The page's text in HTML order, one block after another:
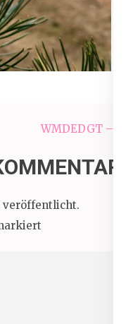
WMDEDGT – 11
veröffentlicht.